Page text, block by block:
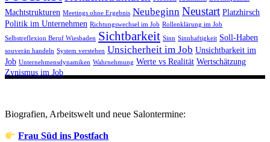
Machtstrukturen Meetings ohne Ergebnis Neubeginn Neustart Platzhirsch
Politik im Unternehmen Richtungswechsel im Job Rollenklärung im Job
Selbstreflexion Beruf Wiesbaden Sichtbarkeit Sinn Sinnhaftigkeit Soll-Haben
souverän handeln System verstehen Unsicherheit im Job Unsichtbarkeit im
Job Unternehmensdynamiken Wahrnehmung Werte vs Realität Wertschätzung
Zynismus im Job
Biografien, Arbeitswelt und neue Salontermine:
Frau Süd ins Postfach